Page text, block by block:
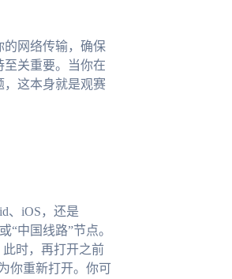
的网络传输，确保
至关重要。当你在
，这本身就是观赛
、iOS，还是
“中国线路”节点。
时，再打开之前
你重新打开。你可